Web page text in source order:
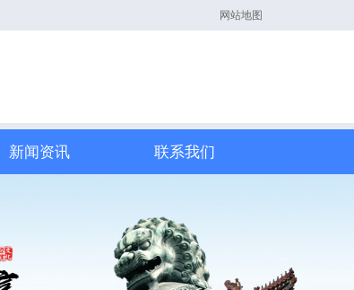
网站地图
新闻资讯 联系我们